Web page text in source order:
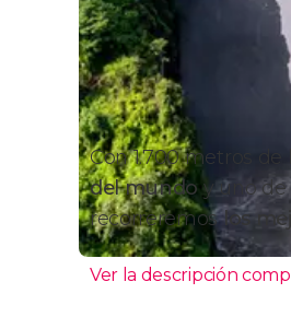
Con 1.700 metros
del mundoy uno de
recorreremoslos
Ver la descripción